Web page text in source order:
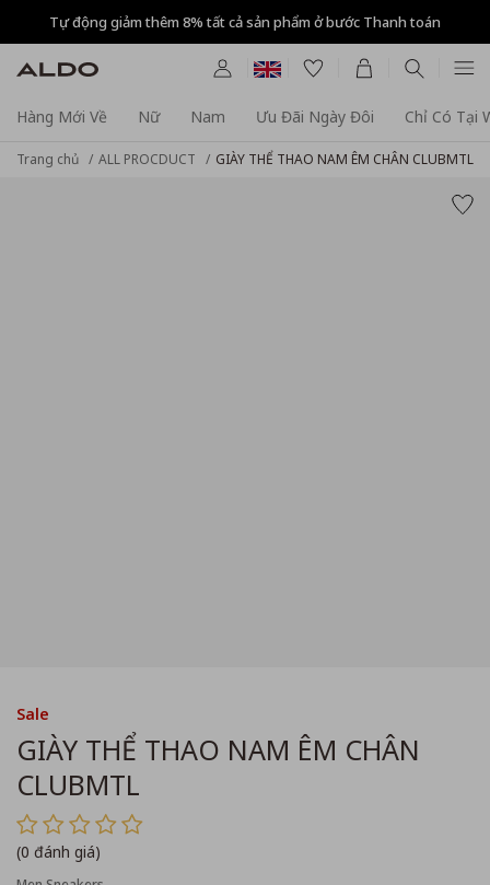
Tự động giảm thêm 8% tất cả sản phẩm ở bước Thanh toán
Hàng Mới Về Nữ Nam Ưu Đãi Ngày Đôi Chỉ Có Tại
Trang chủ ALL PROCDUCT GIÀY THỂ THAO NAM ÊM CHÂN CLUBMTL
Sale
GIÀY THỂ THAO NAM ÊM CHÂN
CLUBMTL
(0 đánh giá)